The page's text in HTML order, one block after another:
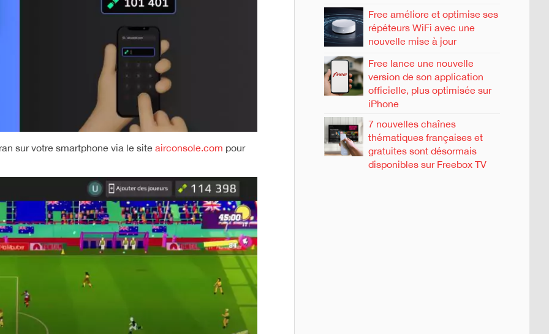
sur votre smartphone via le site airconsole.com pour
Free améliore et optimise ses
répéteurs WiFi avec une
nouvelle mise à jour
Free lance une nouvelle
version de son application
officielle, plus optimisée sur
iPhone
7 nouvelles chaînes
thématiques françaises et
gratuites sont désormais
disponibles sur Freebox TV